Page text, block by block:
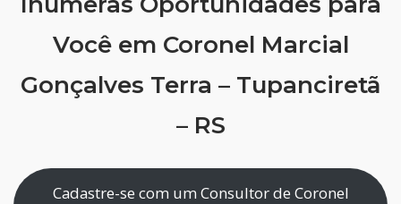
Você em Coronel Marcial
Gonçalves Terra – Tupanciretã
– RS
Cadastre-se com um Consultor de Coronel